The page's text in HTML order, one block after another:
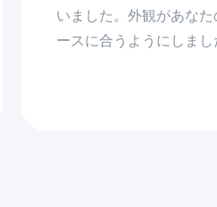
いました。外観があな
ースに合うようにしまし